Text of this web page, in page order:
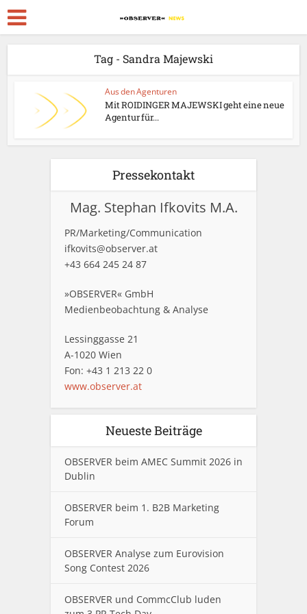
Tag - Sandra Majewski
Aus den Agenturen
Mit ROIDINGER MAJEWSKI geht eine neue
Agentur für...
Pressekontakt
Mag. Stephan Ifkovits M.A.
PR/Marketing/Communication
ifkovits@observer.at
+43 664 245 24 87
»OBSERVER« GmbH
Medienbeobachtung & Analyse
Lessinggasse 21
A-1020 Wien
Fon: +43 1 213 22 0
www.observer.at
Neueste Beiträge
OBSERVER beim AMEC Summit 2026 in
Dublin
OBSERVER beim 1. B2B Marketing
Forum
OBSERVER Analyse zum Eurovision
Song Contest 2026
OBSERVER und CommcClub luden